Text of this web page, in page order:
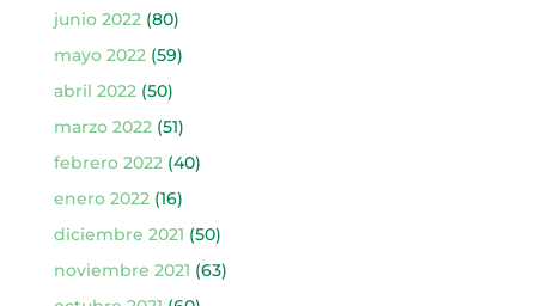
junio 2022(80)
mayo 2022(59)
abril 2022(50)
marzo 2022(51)
febrero 2022(40)
enero 2022(16)
diciembre 2021 (50)
noviembre 2021 (63)